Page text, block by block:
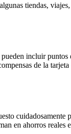
tiendas,
incluir
de la
en ahorros reales